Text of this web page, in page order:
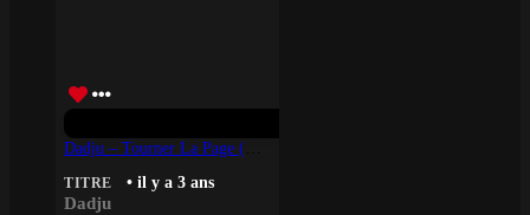
TITRE • il y a 3 ans
Dadju